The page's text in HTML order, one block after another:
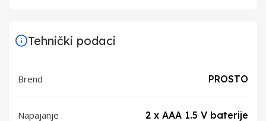
Tehnički podaci
Brend PROSTO
Napajanje 2 x AAA 1.5 V baterije